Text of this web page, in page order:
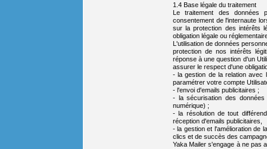
1.4 Base légale du traitement
Le traitement des données
consentement de l'internaute
sur la protection des intérêts
obligation légale ou
L'utilisation de données
protection de nos intérêts
réponse à une question d'un
assurer le respect d'une
- la gestion de la relation avec
paramétrer votre compte
- l'envoi d'emails publicitaires ;
- la sécurisation des données
numérique) ;
- la résolution de tout
réception d'emails publicitaires,
- la gestion et l'amélioration de
clics et de succès des
Yaka Mailer s'engage à ne pas